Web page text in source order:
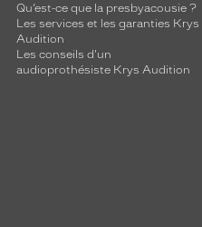
Qu’est-ce que la presbyacousie ?
Les services et les garanties Krys
Audition
Les conseils d'un
audioprothésiste Krys Audition